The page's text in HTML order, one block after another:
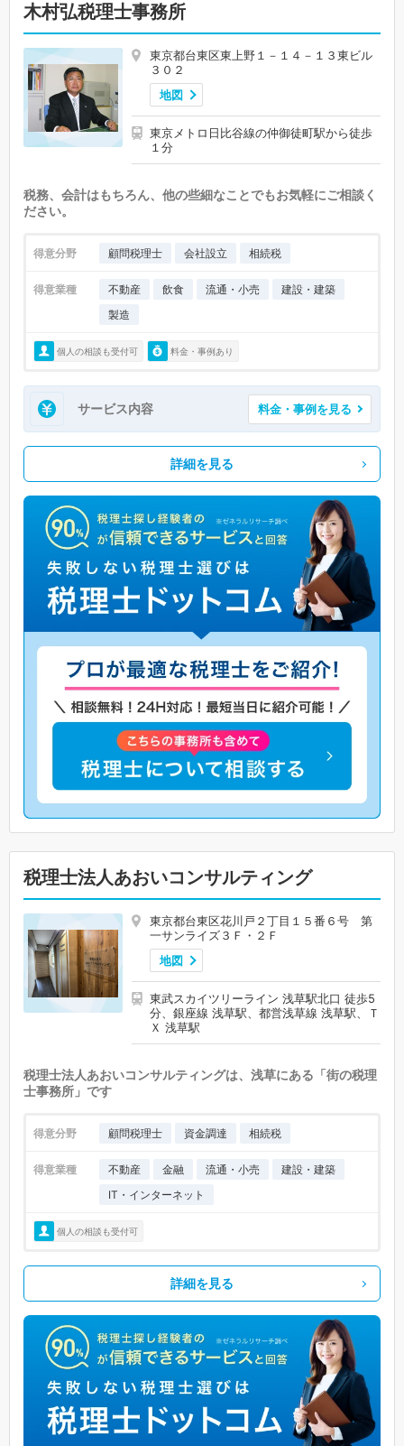
木村弘税理士事務所
東京都台東区東上野１－１４－１３東ビル
３０２
地図
東京メトロ日比谷線の仲御徒町駅から徒歩
１分
税務、会計はもちろん、他の些細なことでもお気軽にご相談く
ださい。
得意分野 顧問税理士 会社設立 相続税
得意業種 不動産 飲食 流通・小売
建設・建築
製造
個人の相談も受付可 料金・事例あり
サービス内容 料金・事例を見る
詳細を見る
税理士法人あおいコンサルティング
東京都台東区花川戸２丁目１５番６号 第
一サンライズ３Ｆ・２Ｆ
地図
東武スカイツリーライン 浅草駅北口 徒歩5
分、銀座線 浅草駅、都営浅草線 浅草駅、Ｔ
Ｘ 浅草駅
税理士法人あおいコンサルティングは、浅草にある「街の税理
士事務所」です
得意分野 顧問税理士 資金調達 相続税
得意業種 不動産 金融 流通・小売
建設・建築
IT・インターネット
個人の相談も受付可
詳細を見る